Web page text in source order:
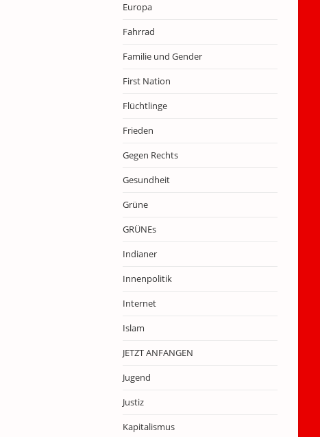
Europa
Fahrrad
Familie und Gender
First Nation
Flüchtlinge
Frieden
Gegen Rechts
Gesundheit
Grüne
GRÜNEs
Indianer
Innenpolitik
Internet
Islam
JETZT ANFANGEN
Jugend
Justiz
Kapitalismus